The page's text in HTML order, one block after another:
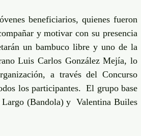
beneficiarios, quienes fueron
y motivar con su presencia
un bambuco libre y uno de la
Luis Carlos González Mejía, lo
a través del Concurso
los participantes.  El grupo base
(Bandola) y  Valentina Builes